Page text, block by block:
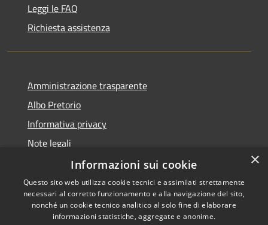
Leggi le FAQ
Richiesta assistenza
Amministrazione trasparente
Albo Pretorio
Informativa privacy
Note legali
Dichiarazione di accessibilità
×
Informazioni sui cookie
Questo sito web utilizza cookie tecnici e assimilati strettamente
necessari al corretto funzionamento e alla navigazione del sito,
nonché un cookie tecnico analitico al solo fine di elaborare
informazioni statistiche, aggregate e anonime.